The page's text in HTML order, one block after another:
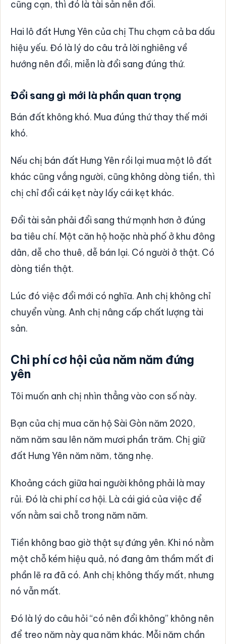
cũng cạn, thì đó là tài sản nên đổi.
Hai lô đất Hưng Yên của chị Thu chạm cả ba dấu
hiệu yếu. Đó là lý do câu trả lời nghiêng về
hướng nên đổi, miễn là đổi sang đúng thứ.
Đổi sang gì mới là phần quan trọng
Bán đất không khó. Mua đúng thứ thay thế mới
khó.
Nếu chị bán đất Hưng Yên rồi lại mua một lô đất
khác cũng vắng người, cũng không dòng tiền, thì
chị chỉ đổi cái kẹt này lấy cái kẹt khác.
Đổi tài sản phải đổi sang thứ mạnh hơn ở đúng
ba tiêu chí. Một căn hộ hoặc nhà phố ở khu đông
dân, dễ cho thuê, dễ bán lại. Có người ở thật. Có
dòng tiền thật.
Lúc đó việc đổi mới có nghĩa. Anh chị không chỉ
chuyển vùng. Anh chị nâng cấp chất lượng tài
sản.
Chi phí cơ hội của năm năm đứng
yên
Tôi muốn anh chị nhìn thẳng vào con số này.
Bạn của chị mua căn hộ Sài Gòn năm 2020,
năm năm sau lên năm mươi phần trăm. Chị giữ
đất Hưng Yên năm năm, tăng nhẹ.
Khoảng cách giữa hai người không phải là may
rủi. Đó là chi phí cơ hội. Là cái giá của việc để
vốn nằm sai chỗ trong năm năm.
Tiền không bao giờ thật sự đứng yên. Khi nó nằm
một chỗ kém hiệu quả, nó đang âm thầm mất đi
phần lẽ ra đã có. Anh chị không thấy mất, nhưng
nó vẫn mất.
Đó là lý do câu hỏi “có nên đổi không” không nên
để treo năm này qua năm khác. Mỗi năm chần